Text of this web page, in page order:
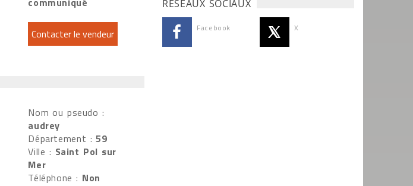
Nom ou pseudo :
audrey
Département :59
Ville : Saint Pol sur
Mer
Téléphone : Non
RÉSEAUX SOCIAUX
Facebook X